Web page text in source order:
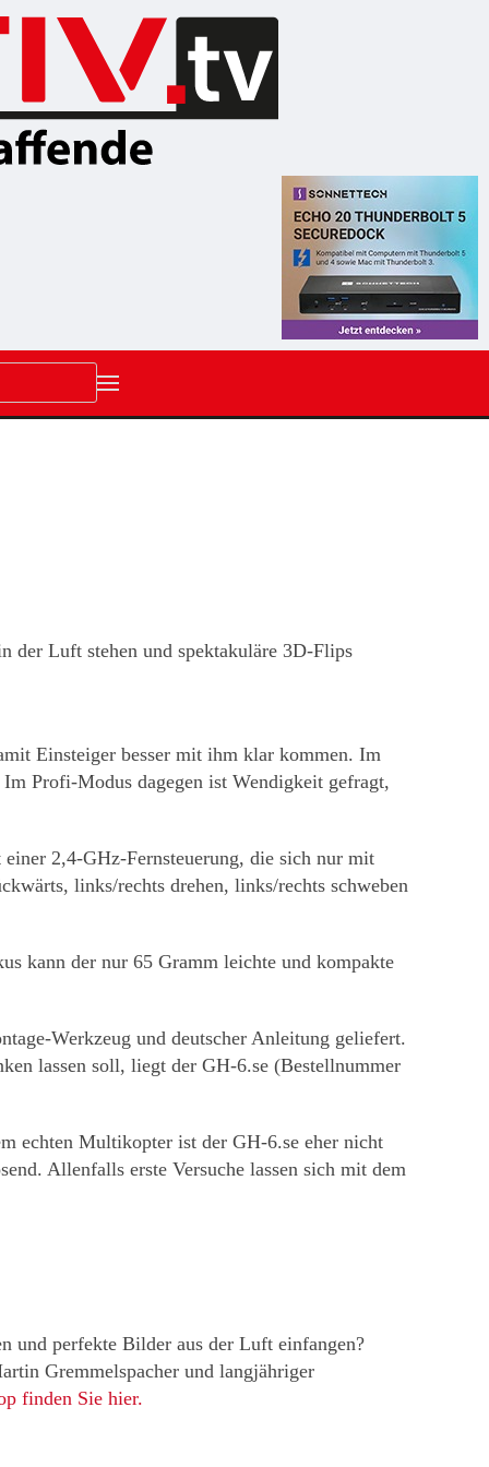
der Luft stehen und spektakuläre 3D-Flips
Einsteiger besser mit ihm klar kommen. Im
Profi-Modus dagegen ist Wendigkeit gefragt,
2,4-GHz-Fernsteuerung, die sich nur mit
links/rechts drehen, links/rechts schweben
kann der nur 65 Gramm leichte und kompakte
Werkzeug und deutscher Anleitung geliefert.
lassen soll, liegt der GH-6.se (Bestellnummer
echten Multikopter ist der GH-6.se eher nicht
Allenfalls erste Versuche lassen sich mit dem
und perfekte Bilder aus der Luft einfangen?
Gremmelspacher und langjähriger
finden Sie hier.